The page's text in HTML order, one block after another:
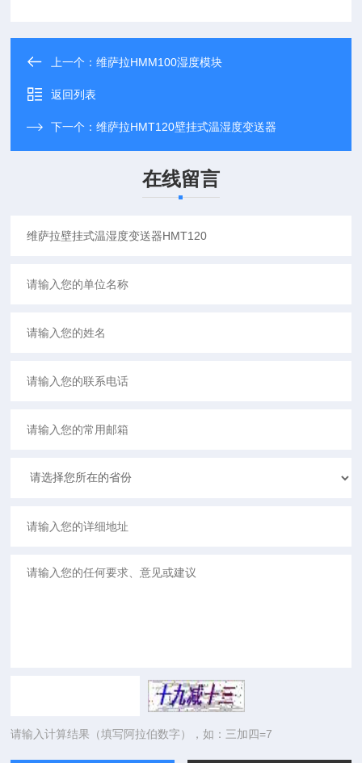
上一个：维萨拉HMM100湿度模块
返回列表
下一个：维萨拉HMT120壁挂式温湿度变送器
在线留言
请输入计算结果（填写阿拉伯数字），如：三加四=7